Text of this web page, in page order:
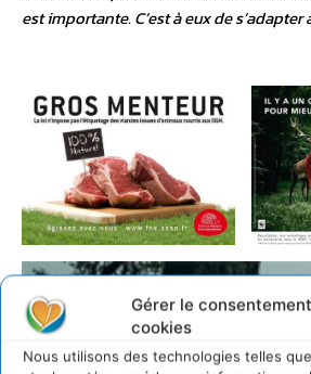
Gérer le
cookies
Nous utilisons des technologies telles
est importante. C’est à eux de s’adapter